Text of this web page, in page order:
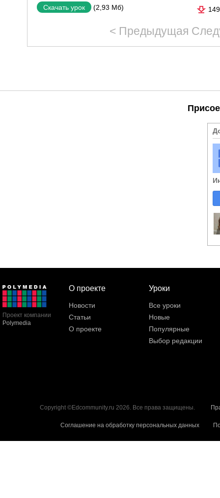
Скачать урок (2,93 Мб) 149
< Предыдущая
Проект компании
Polymedia
О проекте
Новости
Статьи
О проекте
Уроки
Все уроки
Новые
Популярные
Выбор редакции
Copyright ©Edcommunity.ru 2026. Все права защищены.
Соглашение на обработку персональных данных